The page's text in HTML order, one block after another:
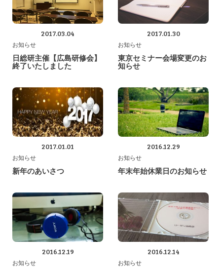
2017.03.04
お知らせ
日総研主催【広島研修会】
終了いたしました
2017.01.30
お知らせ
東京セミナー会場変更のお
知らせ
2017.01.01
お知らせ
新年のあいさつ
2016.12.29
お知らせ
年末年始休業日のお知らせ
2016.12.19
お知らせ
2016.12.14
お知らせ